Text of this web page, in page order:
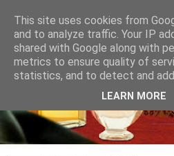
This site uses cookies from
and to analyze traffic. Your IP
shared with Google along with
metrics to ensure quality of
statistics, and to detect and
LEARN MORE